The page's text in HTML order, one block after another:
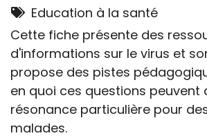
Education à la santé
Cette fiche présente des
d'informations sur le virus et
propose des pistes
en quoi ces questions peuvent
résonance particulière pour
malades.